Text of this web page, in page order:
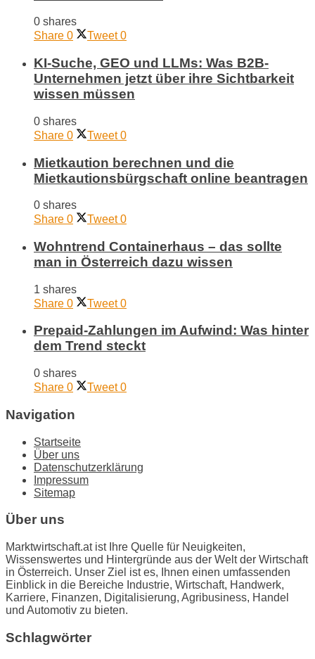
0 shares
Share 0 Tweet 0
KI-Suche, GEO und LLMs: Was B2B-
Unternehmen jetzt über ihre Sichtbarkeit
wissen müssen
0 shares
Share 0 Tweet 0
Mietkaution berechnen und die
Mietkautionsbürgschaft online beantragen
0 shares
Share 0 Tweet 0
Wohntrend Containerhaus – das sollte
man in Österreich dazu wissen
1 shares
Share 0 Tweet 0
Prepaid-Zahlungen im Aufwind: Was hinter
dem Trend steckt
0 shares
Share 0 Tweet 0
Navigation
Startseite
Über uns
Datenschutzerklärung
Impressum
Sitemap
Über uns
Marktwirtschaft.at ist Ihre Quelle für Neuigkeiten,
Wissenswertes und Hintergründe aus der Welt der Wirtschaft
in Österreich. Unser Ziel ist es, Ihnen einen umfassenden
Einblick in die Bereiche Industrie, Wirtschaft, Handwerk,
Karriere, Finanzen, Digitalisierung, Agribusiness, Handel
und Automotiv zu bieten.
Schlagwörter